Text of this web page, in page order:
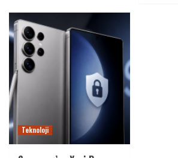
Teknoloji